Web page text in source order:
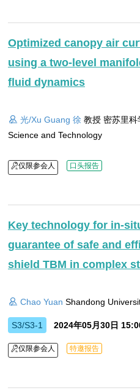
Optimized canopy air
using a two-level
fluid dynamics
光/Xu Guang 徐 教授 密苏里
Science and Technology
仅限参会人 口头报告
Key technology for in-
guarantee of safe and
shield TBM in complex
Chao Yuan Shandong
S3/S3-1 2024年05月30日
仅限参会人 特邀报告